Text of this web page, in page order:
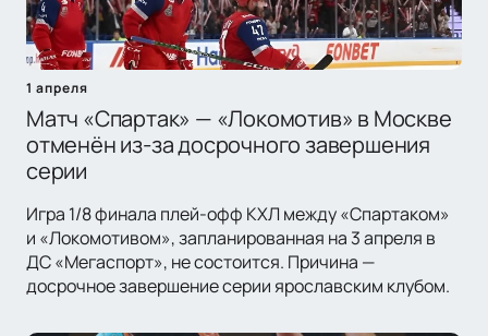
1 апреля
Матч «Спартак» — «Локомотив» в Москве
отменён из-за досрочного завершения
серии
Игра 1/8 финала плей-офф КХЛ между «Спартаком»
и «Локомотивом», запланированная на 3 апреля в
ДС «Мегаспорт», не состоится. Причина —
досрочное завершение серии ярославским клубом.